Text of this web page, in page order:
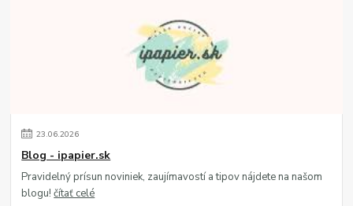
23.06.2026
Blog - ipapier.sk
Pravidelný prísun noviniek, zaujímavostí a tipov nájdete na našom
blogu!čítať celé